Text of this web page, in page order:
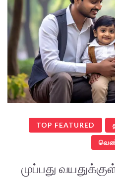
TOP FEATURED
முப்பது